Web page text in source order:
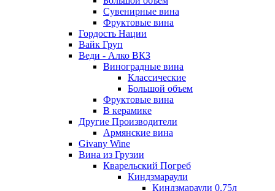
Сувенирные вина
Фруктовые вина
Гордость Нации
Вайк Груп
Веди - Алко ВКЗ
Виноградные вина
Классические
Большой объем
Фруктовые вина
В керамике
Другие Производители
Армянские вина
Givany Wine
Вина из Грузии
Кварельский Погреб
Киндзмараули
Киндзмараули 0,75л